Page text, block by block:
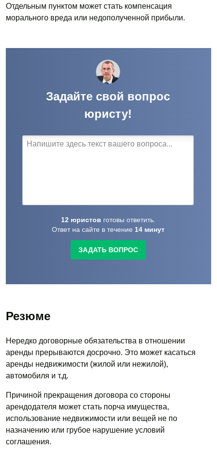
Отдельным пунктом может стать компенсация
морального вреда или недополученной прибыли.
Задайте свой вопрос
юристу!
12 юристов готовы ответить.
Ответ на сайте в течение 14 минут
ЗАДАТЬ ВОПРОС
Резюме
Нередко договорные обязательства в отношении
аренды прерываются досрочно. Это может касаться
аренды недвижимости (жилой или нежилой),
автомобиля и т.д.
Причиной прекращения договора со стороны
арендодателя может стать порча имущества,
использование недвижимости или вещей не по
назначению или грубое нарушение условий
соглашения.